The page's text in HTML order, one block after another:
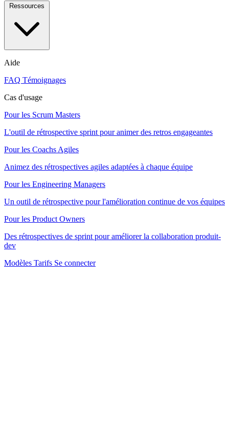
Aide
FAQ Témoignages
Cas d'usage
Pour les Scrum Masters
L'outil de rétrospective sprint pour animer des retros engageantes
Pour les Coachs Agiles
Animez des rétrospectives agiles adaptées à chaque équipe
Pour les Engineering Managers
Un outil de rétrospective pour l'amélioration continue de vos équipes
Pour les Product Owners
Des rétrospectives de sprint pour améliorer la collaboration produit-
dev
Modèles Tarifs Se connecter